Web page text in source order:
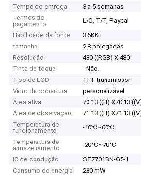
Tempo de entrega
3 a 5 semanas
Termos de
pagamento
L/C, T/T, Paypal
Habilidade da fonte
3.5KK
tamanho
2.8 polegadas
Resolução
480 ((RGB) X 480
Tinta de toque
- Não.
Tipo de LCD
TFT transmissor
Vidro de cobertura
personalizável
Área ativa
70.13 ((H) X70.13 ((V)
Área de observação
71.13 ((H) X71.13 ((V)
Temperatura de
funcionamento
-10℃~60℃
Temperatura de
armazenamento
-20°C~70°C
IC de condução
ST7701SN-G5-1
Consumo de energia
280 mW